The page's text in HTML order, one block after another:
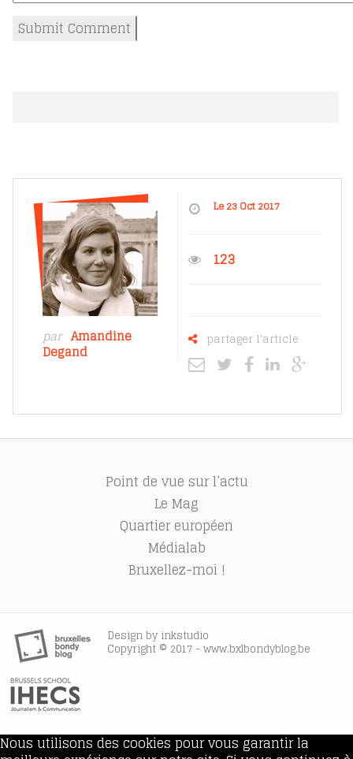
par Amandine
Degand
Le 23 Oct 2017
123
partager l'article
Point de vue sur l’actu
Le Mag
Quartier européen
Médialab
Bruxellez-moi !
Design by inkstudio
Copyright © 2017 - www.bxlbondyblog.be
Nous utilisons des cookies pour vous garantir la